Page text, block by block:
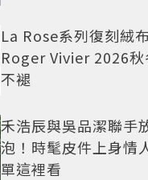
La Rose系列復刻絨
Roger Vivier 2026秋
不褪
禾浩辰與吳品潔聯手
泡！時髦皮件上身情
單這裡看